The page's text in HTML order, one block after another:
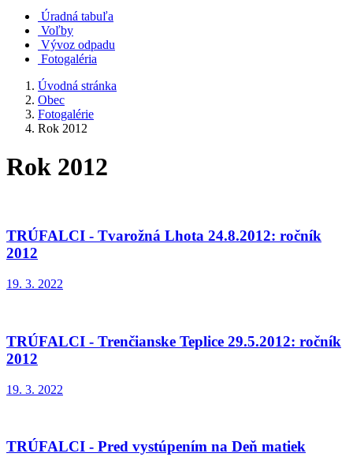
Úradná tabuľa
Voľby
Vývoz odpadu
Fotogaléria
Úvodná stránka
Obec
Fotogalérie
Rok 2012
Rok 2012
TRÚFALCI - Tvarožná Lhota 24.8.2012: ročník
2012
19. 3. 2022
TRÚFALCI - Trenčianske Teplice 29.5.2012: ročník
2012
19. 3. 2022
TRÚFALCI - Pred vystúpením na Deň matiek